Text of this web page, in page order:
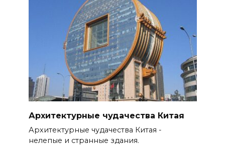
Архитектурные чудачества Китая
Архитектурные чудачества Китая -
нелепые и странные здания.